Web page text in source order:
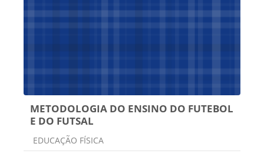
METODOLOGIA DO ENSINO DO FUTEBOL
E DO FUTSAL
Categoria do curso
EDUCAÇÃO FÍSICA